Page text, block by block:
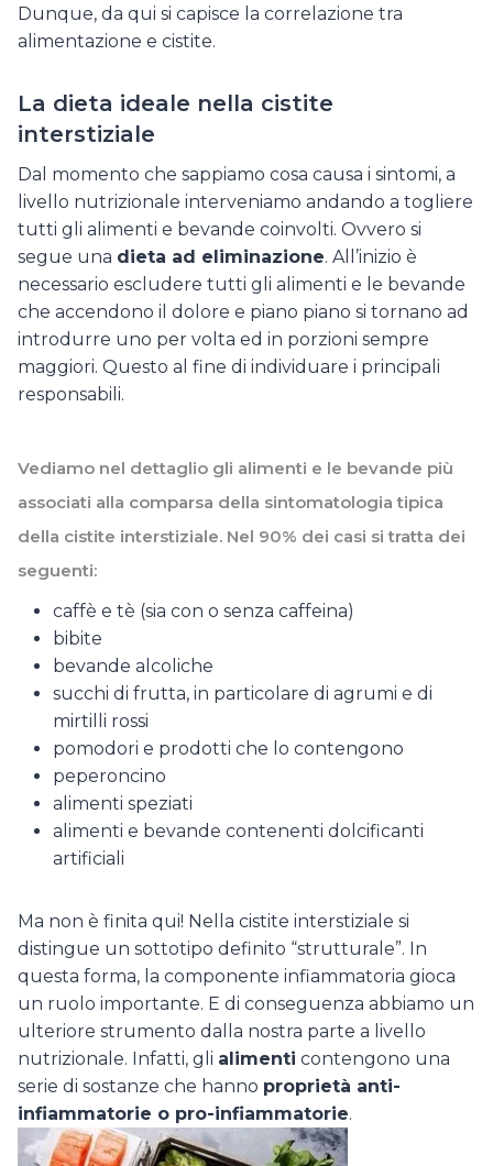
Dunque, da qui si capisce la correlazione tra
alimentazione e cistite.
La dieta ideale nella cistite
interstiziale
Dal momento che sappiamo cosa causa i sintomi, a
livello nutrizionale interveniamo andando a togliere
tutti gli alimenti e bevande coinvolti. Ovvero si
segue una dieta ad eliminazione. All’inizio è
necessario escludere tutti gli alimenti e le bevande
che accendono il dolore e piano piano si tornano ad
introdurre uno per volta ed in porzioni sempre
maggiori. Questo al fine di individuare i principali
responsabili.
Vediamo nel dettaglio gli alimenti e le bevande più
associati alla comparsa della sintomatologia tipica
della cistite interstiziale. Nel 90% dei casi si tratta dei
seguenti:
caffè e tè (sia con o senza caffeina)
bibite
bevande alcoliche
succhi di frutta, in particolare di agrumi e di
mirtilli rossi
pomodori e prodotti che lo contengono
peperoncino
alimenti speziati
alimenti e bevande contenenti dolcificanti
artificiali
Ma non è finita qui! Nella cistite interstiziale si
distingue un sottotipo definito “strutturale”. In
questa forma, la componente infiammatoria gioca
un ruolo importante. E di conseguenza abbiamo un
ulteriore strumento dalla nostra parte a livello
nutrizionale. Infatti, gli alimenti contengono una
serie di sostanze che hanno proprietà anti-
infiammatorie o pro-infiammatorie.